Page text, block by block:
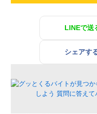
LINEで送
シェアす